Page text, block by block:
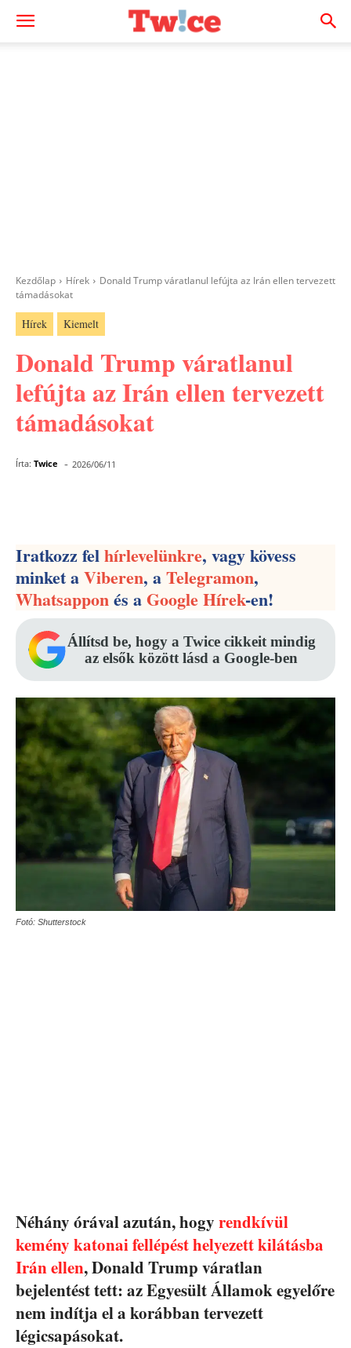
Kezdőlap Hírek
Donald Trump váratlanul lefújta az Irán ellen tervezett
támadásokat
Hírek Kiemelt
Donald Trump váratlanul
lefújta az Irán ellen tervezett
támadásokat
Írta: Twice - 2026/06/11
Iratkozz felhírlevelünkre, vagy kövess
minket aViberen, aTelegramon,
Whatsapponés aGoogle Hírek-en!
Állítsd be, hogy a Twice cikkeit mindig
az elsők között lásd a Google-ben
Fotó: Shutterstock
Néhány órával azután, hogy rendkívül
kemény katonai fellépést helyezett kilátásba
Irán ellen, Donald Trump váratlan
bejelentést tett: az Egyesült Államok egyelőre
nem indítja el a korábban tervezett
légicsapásokat.